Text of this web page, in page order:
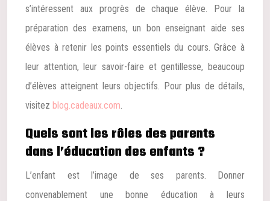
s’intéressent aux progrès de chaque élève. Pour la
préparation des examens, un bon enseignant aide ses
élèves à retenir les points essentiels du cours. Grâce à
leur attention, leur savoir-faire et gentillesse, beaucoup
d’élèves atteignent leurs objectifs. Pour plus de détails,
visitez blog.cadeaux.com.
Quels sont les rôles des parents
dans l’éducation des enfants ?
L’enfant est l’image de ses parents. Donner
convenablement une bonne éducation à leurs